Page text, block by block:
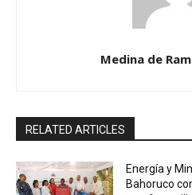
Medina de
RELATED ARTICLES
Energía y
Bahoruco